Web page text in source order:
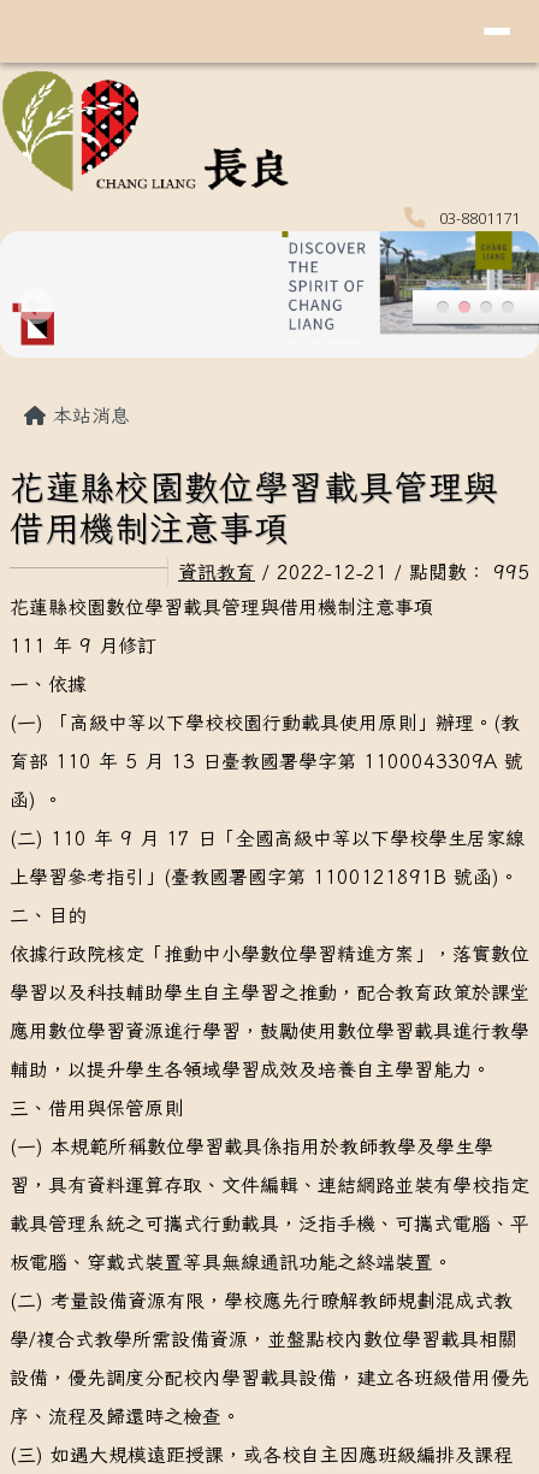
03-8801171
本站消息
花蓮縣校園數位學習載具管理與
借用機制注意事項
資訊教育 / 2022-12-21 / 點閱數： 995
花蓮縣校園數位學習載具管理與借用機制注意事項
111 年 9 月修訂
一、依據
(一) 「高級中等以下學校校園行動載具使用原則」辦理。(教
育部 110 年 5 月 13 日臺教國署學字第 1100043309A 號
函) 。
(二) 110 年 9 月 17 日「全國高級中等以下學校學生居家線
上學習參考指引」(臺教國署國字第 1100121891B 號函)。
二、目的
依據行政院核定「推動中小學數位學習精進方案」，落實數位
學習以及科技輔助學生自主學習之推動，配合教育政策於課堂
應用數位學習資源進行學習，鼓勵使用數位學習載具進行教學
輔助，以提升學生各領域學習成效及培養自主學習能力。
三、借用與保管原則
(一) 本規範所稱數位學習載具係指用於教師教學及學生學
習，具有資料運算存取、文件編輯、連結網路並裝有學校指定
載具管理系統之可攜式行動載具，泛指手機、可攜式電腦、平
板電腦、穿戴式裝置等具無線通訊功能之終端裝置。
(二) 考量設備資源有限，學校應先行瞭解教師規劃混成式教
學/複合式教學所需設備資源，並盤點校內數位學習載具相關
設備，優先調度分配校內學習載具設備，建立各班級借用優先
序、流程及歸還時之檢查。
(三) 如遇大規模遠距授課，或各校自主因應班級編排及課程